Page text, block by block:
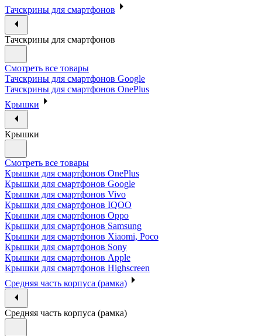
Тачскрины для смартфонов
Тачскрины для смартфонов
Смотреть все товары
Тачскрины для смартфонов Google
Тачскрины для смартфонов OnePlus
Крышки
Крышки
Смотреть все товары
Крышки для смартфонов OnePlus
Крышки для смартфонов Google
Крышки для смартфонов Vivo
Крышки для смартфонов IQOO
Крышки для смартфонов Oppo
Крышки для смартфонов Samsung
Крышки для смартфонов Xiaomi, Poco
Крышки для смартфонов Sony
Крышки для смартфонов Apple
Крышки для смартфонов Highscreen
Средняя часть корпуса (рамка)
Средняя часть корпуса (рамка)